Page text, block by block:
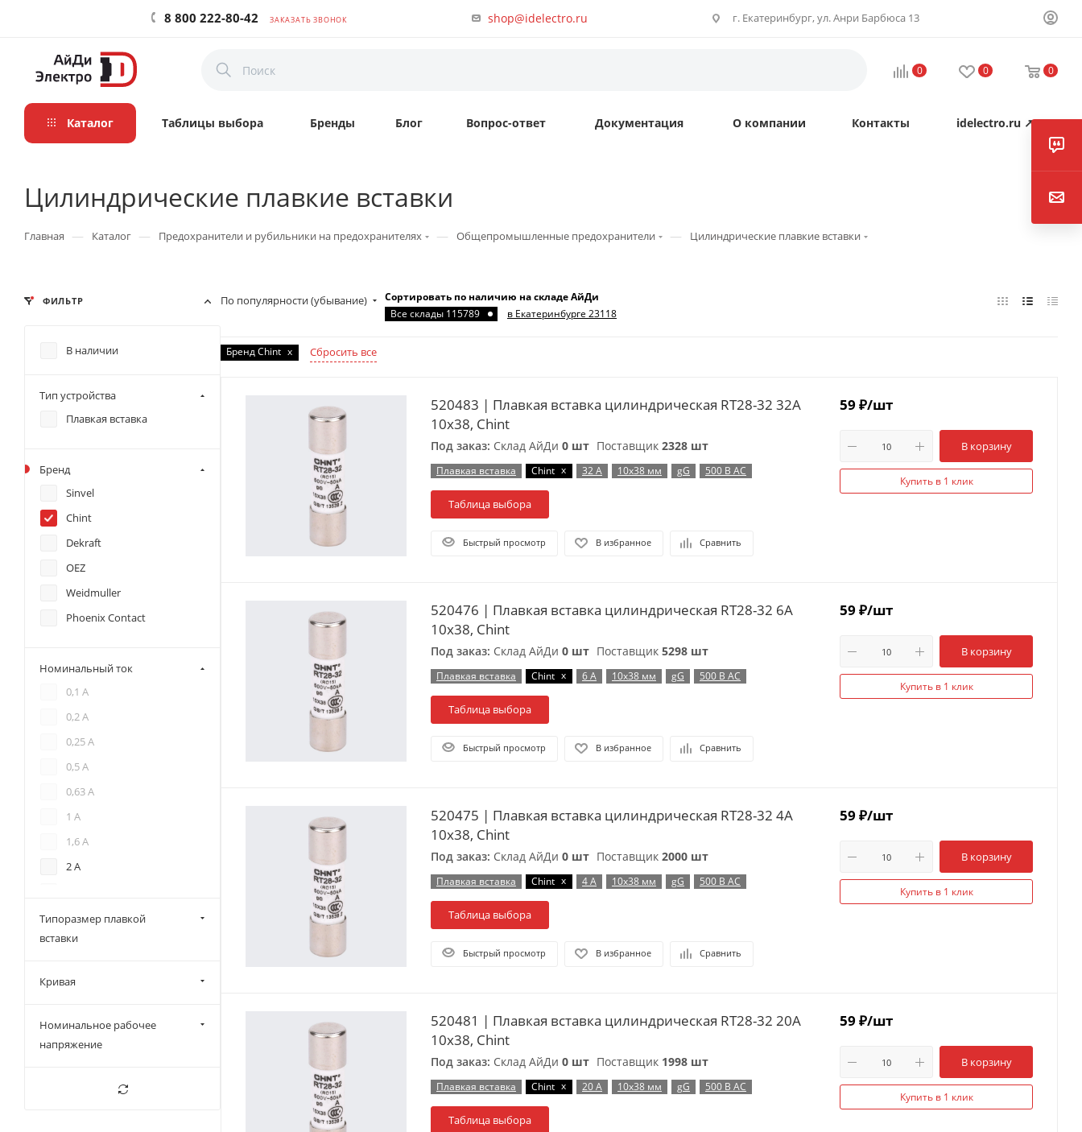
8 800 222-80-42 ЗАКАЗАТЬ ЗВОНОК shop@idelectro.ru г. Екатеринбург, ул. Анри Барбюса 13
0 0 0
Каталог Таблицы выбора Бренды Блог Вопрос-ответ Документация О компании Контакты idelectro.ru ↗
Цилиндрические плавкие вставки
Главная — Каталог — Предохранители и рубильники на предохранителях — Общепромышленные предохранители — Цилиндрические плавкие вставки
По популярности (убывание)
Сортировать по наличию на складе АйДи
Все склады 115789
в Екатеринбурге 23118
Бренд Chint x Сбросить все
520483 | Плавкая вставка цилиндрическая RT28-32 32А
10х38, Chint
Под заказ: Склад АйДи 0 шт Поставщик 2328 шт
Плавкая вставка Chint x 32 А 10х38 мм gG 500 В AC
Таблица выбора
Быстрый просмотр В избранное Сравнить
59 ₽/шт
В корзину
Купить в 1 клик
520476 | Плавкая вставка цилиндрическая RT28-32 6А
10х38, Chint
Под заказ: Склад АйДи 0 шт Поставщик 5298 шт
Плавкая вставка Chint x 6 А 10х38 мм gG 500 В AC
Таблица выбора
Быстрый просмотр В избранное Сравнить
59 ₽/шт
В корзину
Купить в 1 клик
520475 | Плавкая вставка цилиндрическая RT28-32 4А
10х38, Chint
Под заказ: Склад АйДи 0 шт Поставщик 2000 шт
Плавкая вставка Chint x 4 А 10х38 мм gG 500 В AC
Таблица выбора
Быстрый просмотр В избранное Сравнить
59 ₽/шт
В корзину
Купить в 1 клик
520481 | Плавкая вставка цилиндрическая RT28-32 20А
10х38, Chint
Под заказ: Склад АйДи 0 шт Поставщик 1998 шт
Плавкая вставка Chint x 20 А 10х38 мм gG 500 В AC
Таблица выбора
59 ₽/шт
В корзину
Купить в 1 клик
ФИЛЬТР
В наличии
Тип устройства
Плавкая вставка
Бренд
Sinvel
Chint
Dekraft
OEZ
Weidmuller
Phoenix Contact
Номинальный ток
0,1 А
0,2 А
0,25 А
0,5 А
0,63 А
1 А
1,6 А
2 А
3 А
4 А
8 А
Типоразмер плавкой
вставки
Кривая
Номинальное рабочее
напряжение